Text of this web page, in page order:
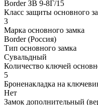
Border ЗВ 9-8Г/15
Класс защиты основного
3
Марка основного замка
Border (Россия)
Тип основного замка
Сувальдный
Количество ключей
5
Броненакладка на
Нет
Замок дополнительный